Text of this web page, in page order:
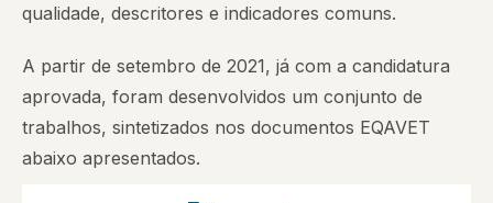
qualidade, descritores e indicadores comuns.
A partir de setembro de 2021, já com a candidatura
aprovada, foram desenvolvidos um conjunto de
trabalhos, sintetizados nos documentos EQAVET
abaixo apresentados.